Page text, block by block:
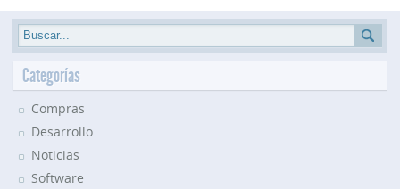
Categorías
Compras
Desarrollo
Noticias
Software